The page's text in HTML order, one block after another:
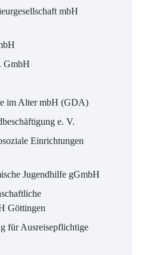
mbH
GmbH
im Alter mbH (GDA)
e. V.
Einrichtungen
Jugendhilfe gGmbH
Göttingen
für Ausreisepflichtige